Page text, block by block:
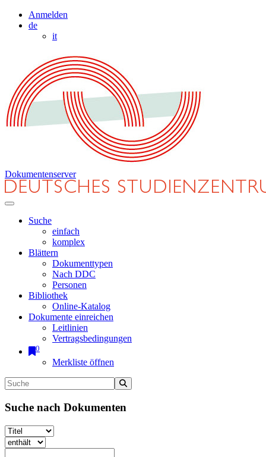
Anmelden
de
it
Dokumentenserver
Suche
einfach
komplex
Blättern
Dokumenttypen
Nach DDC
Personen
Bibliothek
Online-Katalog
Dokumente einreichen
Leitlinien
Vertragsbedingungen
0
Merkliste öffnen
Suche nach Dokumenten